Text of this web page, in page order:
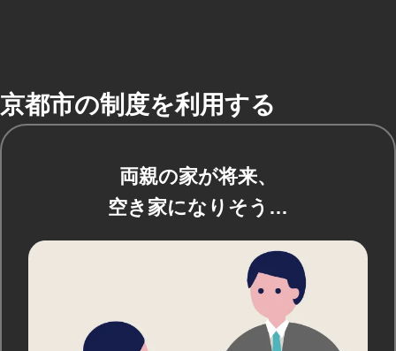
京都市の制度を利用する
両親の家が将来、
空き家になりそう…